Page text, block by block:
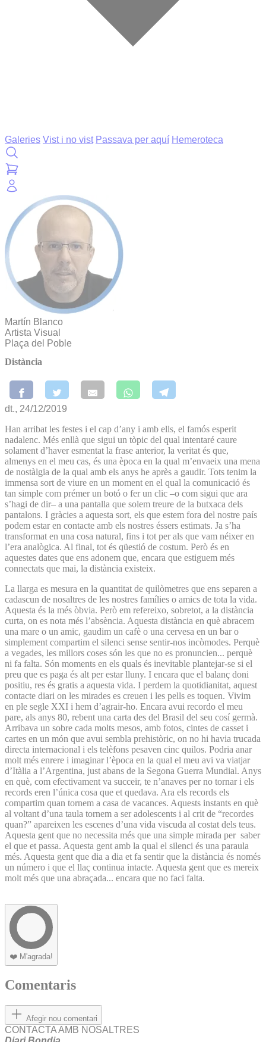
Galeries Vist i no vist Passava per aquí Hemeroteca
Martín Blanco
Artista Visual
Plaça del Poble
Distància
dt., 24/12/2019
Han arribat les festes i el cap d’any i amb ells, el famós esperit
nadalenc. Més enllà que sigui un tòpic del qual intentaré caure
solament d’haver esmentat la frase anterior, la veritat és que,
almenys en el meu cas, és una època en la qual m’envaeix una mena
de nostàlgia de la qual amb els anys he après a gaudir. Tots tenim la
immensa sort de viure en un moment en el qual la comunicació és
tan simple com prémer un botó o fer un clic –o com sigui que ara
s’hagi de dir– a una pantalla que solem treure de la butxaca dels
pantalons. I gràcies a aquesta sort, els que estem fora del nostre país
podem estar en contacte amb els nostres éssers estimats. Ja s’ha
transformat en una cosa natural, fins i tot per als que vam néixer en
l’era analògica. Al final, tot és qüestió de costum. Però és en
aquestes dates que ens adonem que, encara que estiguem més
connectats que mai, la distància existeix.
La llarga es mesura en la quantitat de quilòmetres que ens separen a
cadascun de nosaltres de les nostres famílies o amics de tota la vida.
Aquesta és la més òbvia. Però em refereixo, sobretot, a la distància
curta, on es nota més l’absència. Aquesta distància en què abracem
una mare o un amic, gaudim un cafè o una cervesa en un bar o
simplement compartim el silenci sense sentir-nos incòmodes. Perquè
a vegades, les millors coses són les que no es pronuncien... perquè
ni fa falta. Són moments en els quals és inevitable plantejar-se si el
preu que es paga és alt per estar lluny. I encara que el balanç doni
positiu, res és gratis a aquesta vida. I perdem la quotidianitat, aquest
contacte diari on les mirades es creuen i les pells es toquen. Vivim
en ple segle XXI i hem d’agrair-ho. Encara avui recordo el meu
pare, als anys 80, rebent una carta des del Brasil del seu cosí germà.
Arribava un sobre cada molts mesos, amb fotos, cintes de casset i
cartes en un món que avui sembla prehistòric, on no hi havia trucada
directa internacional i els telèfons pesaven cinc quilos. Podria anar
molt més enrere i imaginar l’època en la qual el meu avi va viatjar
d’Itàlia a l’Argentina, just abans de la Segona Guerra Mundial. Anys
en què, com efectivament va succeir, te n’anaves per no tornar i els
records eren l’única cosa que et quedava. Ara els records els
compartim quan tornem a casa de vacances. Aquests instants en què
al voltant d’una taula tornem a ser adolescents i al crit de “recordes
quan?” apareixen les escenes d’una vida viscuda al costat dels teus.
Aquesta gent que no necessita més que una simple mirada per saber
el que et passa. Aquesta gent amb la qual el silenci és una paraula
més. Aquesta gent que dia a dia et fa sentir que la distància és només
un número i que el llaç continua intacte. Aquesta gent que es mereix
molt més que una abraçada... encara que no faci falta.
❤️ M'agrada!
Comentaris
Afegir nou comentari
CONTACTA AMB NOSALTRES